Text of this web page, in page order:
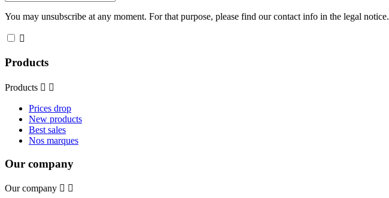
You may unsubscribe at any moment. For that purpose, please find our contact info in the legal notice.

Products
Products  
Prices drop
New products
Best sales
Nos marques
Our company
Our company  